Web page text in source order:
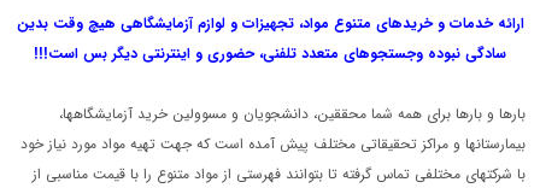
ارائه خدمات و خریدهای متنوع مواد، تجهیزات و لوازم آزمایشگاهی هیچ وقت بدین
سادگی نبوده وجستجوهای متعدد تلفنی، حضوری و اینترنتی دیگر بس است!!!
بارها و بارها برای همه شما محققین، دانشجویان و مسوولین خرید آزمایشگاهها،
بیمارستانها و مراکز تحقیقاتی مختلف پیش آمده است که جهت تهیه مواد مورد نیاز خود
با شرکتهای مختلفی تماس گرفته تا بتوانند فهرستی از مواد متنوع را با قیمت مناسبی از